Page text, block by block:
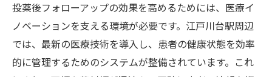
投薬後フォローアップの効果を高めるためには、医療イ
ノベーションを支える環境が必要です。江戸川台駅周辺
では、最新の医療技術を導入し、患者の健康状態を効率
的に管理するためのシステムが整備されています。これ